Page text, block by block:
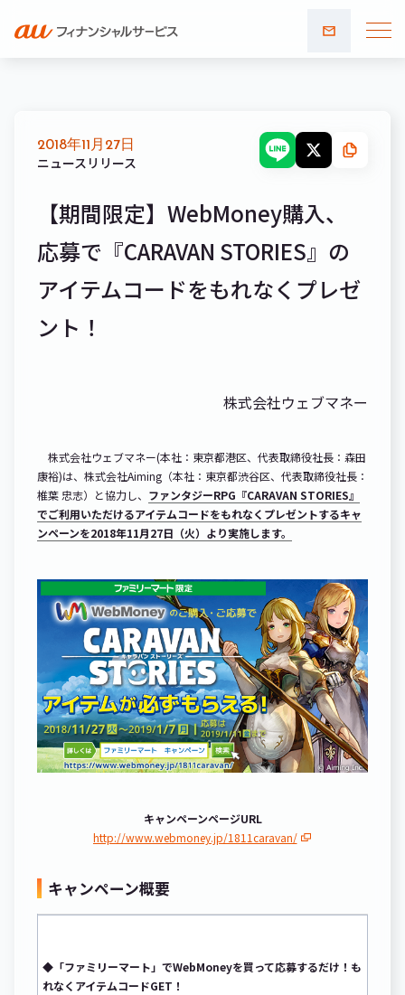
合わせ
2018年11月27日
ニュースリリース
【期間限定】WebMoney購入、
応募で『CARAVAN STORIES』の
アイテムコードをもれなくプレゼ
ント！
株式会社ウェブマネー
株式会社ウェブマネー(本社：東京都港区、代表取締役社長：森田
康裕)は、株式会社Aiming（本社：東京都渋谷区、代表取締役社長：
椎葉 忠志）と協力し、 ファンタジーRPG『CARAVAN STORIES』
でご利用いただけるアイテムコードをもれなくプレゼントするキャ
ンペーンを2018年11月27日（火）より実施します。
キャンペーンページURL
http://www.webmoney.jp/1811caravan/
キャンペーン概要
◆「ファミリーマート」でWebMoneyを買って応募するだけ！も
れなくアイテムコードGET！